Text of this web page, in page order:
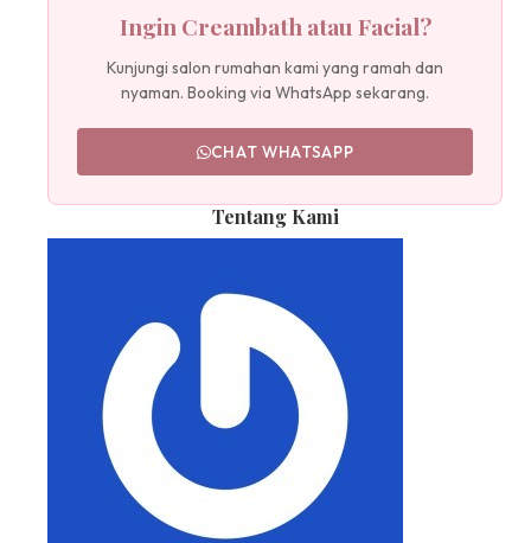
Ingin Creambath atau Facial?
Kunjungi salon rumahan kami yang ramah dan
nyaman. Booking via WhatsApp sekarang.
CHAT WHATSAPP
Tentang Kami